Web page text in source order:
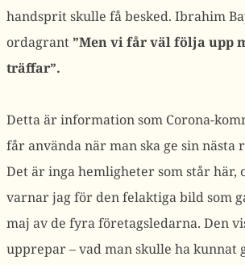
handsprit skulle få besked. Ibrahim
ordagrant ”Men vi får väl följa upp
träffar”.
Detta är information som Corona-
får använda när man ska ge sin nästa
Det är inga hemligheter som står här,
varnar jag för den felaktiga bild som
maj av de fyra företagsledarna. Den
upprepar – vad man skulle ha kunnat